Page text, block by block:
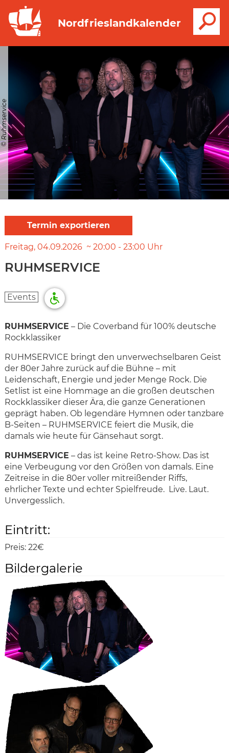
Nordfrieslandkalender
© Ruhmservice
Freitag 04.09.2026 20:00 - 23:00 Uhr
RUHMSERVICE
Events
RUHMSERVICE – Die Coverband für 100% deutsche
Rockklassiker
RUHMSERVICE bringt den unverwechselbaren Geist
der 80er Jahre zurück auf die Bühne – mit
Leidenschaft, Energie und jeder Menge Rock. Die
Setlist ist eine Hommage an die großen deutschen
Rockklassiker dieser Ära, die ganze Generationen
geprägt haben. Ob legendäre Hymnen oder tanzbare
B-Seiten – RUHMSERVICE feiert die Musik, die
damals wie heute für Gänsehaut sorgt.
RUHMSERVICE – das ist keine Retro-Show. Das ist
eine Verbeugung vor den Größen von damals. Eine
Zeitreise in die 80er voller mitreißender Riffs,
ehrlicher Texte und echter Spielfreude. Live. Laut.
Unvergesslich.
Eintritt:
Preis: 22€
Bildergalerie